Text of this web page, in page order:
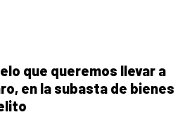
que queremos llevar a
en la subasta de bienes